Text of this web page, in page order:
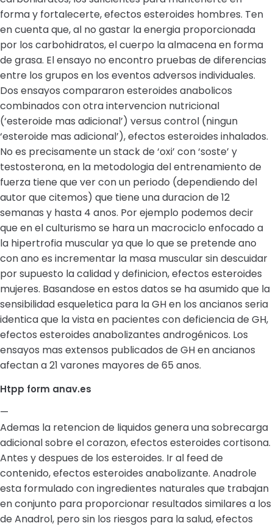
forma y fortalecerte, efectos esteroides hombres. Ten
en cuenta que, al no gastar la energia proporcionada
por los carbohidratos, el cuerpo la almacena en forma
de grasa. El ensayo no encontro pruebas de diferencias
entre los grupos en los eventos adversos individuales.
Dos ensayos compararon esteroides anabolicos
combinados con otra intervencion nutricional
(‘esteroide mas adicional’) versus control (ningun
‘esteroide mas adicional’), efectos esteroides inhalados.
No es precisamente un stack de ‘oxi’ con ‘soste’ y
testosterona, en la metodologia del entrenamiento de
fuerza tiene que ver con un periodo (dependiendo del
autor que citemos) que tiene una duracion de 12
semanas y hasta 4 anos. Por ejemplo podemos decir
que en el culturismo se hara un macrociclo enfocado a
la hipertrofia muscular ya que lo que se pretende ano
con ano es incrementar la masa muscular sin descuidar
por supuesto la calidad y definicion, efectos esteroides
mujeres. Basandose en estos datos se ha asumido que la
sensibilidad esqueletica para la GH en los ancianos seria
identica que la vista en pacientes con deficiencia de GH,
efectos esteroides anabolizantes androgénicos. Los
ensayos mas extensos publicados de GH en ancianos
afectan a 21 varones mayores de 65 anos.
Htpp form anav.es
—
Ademas la retencion de liquidos genera una sobrecarga
adicional sobre el corazon, efectos esteroides cortisona.
Antes y despues de los esteroides. Ir al feed de
contenido, efectos esteroides anabolizante. Anadrole
esta formulado con ingredientes naturales que trabajan
en conjunto para proporcionar resultados similares a los
de Anadrol, pero sin los riesgos para la salud, efectos